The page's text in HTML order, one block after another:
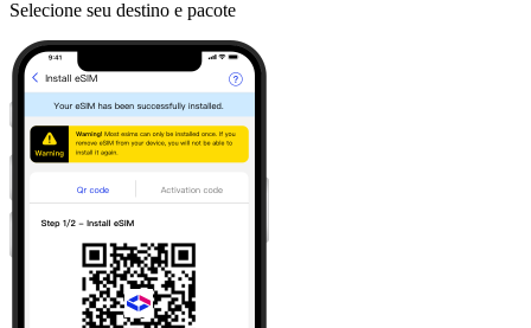
Selecione seu destino e pacote